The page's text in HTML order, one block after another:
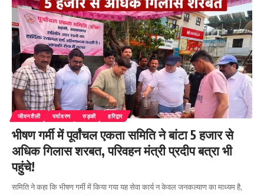
जीवनशैली पर्यावरण रुड़की हरिद्वार
भीषण गर्मी में पूर्वांचल एकता समिति ने बांटा 5 हजार से
अधिक गिलास शरबत, परिवहन मंत्री प्रदीप बत्रा भी
पहुंचे!
समिति ने कहा कि भीषण गर्मी में किया गया यह सेवा कार्य न केवल जनकल्याण का माध्यम है,